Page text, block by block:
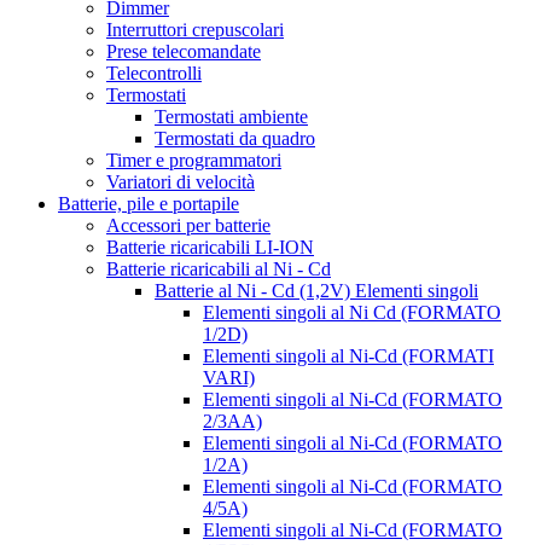
Dimmer
Interruttori crepuscolari
Prese telecomandate
Telecontrolli
Termostati
Termostati ambiente
Termostati da quadro
Timer e programmatori
Variatori di velocità
Batterie, pile e portapile
Accessori per batterie
Batterie ricaricabili LI-ION
Batterie ricaricabili al Ni - Cd
Batterie al Ni - Cd (1,2V) Elementi singoli
Elementi singoli al Ni Cd (FORMATO
1/2D)
Elementi singoli al Ni-Cd (FORMATI
VARI)
Elementi singoli al Ni-Cd (FORMATO
2/3AA)
Elementi singoli al Ni-Cd (FORMATO
1/2A)
Elementi singoli al Ni-Cd (FORMATO
4/5A)
Elementi singoli al Ni-Cd (FORMATO